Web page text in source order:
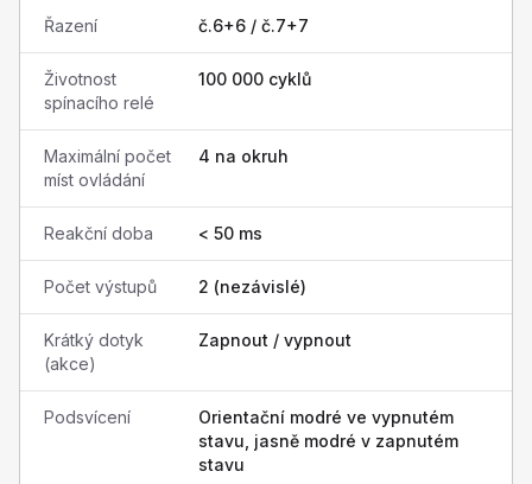
Řazení č.6+6 / č.7+7
Životnost
spínacího relé
100 000 cyklů
Maximální počet
míst ovládání
4 na okruh
Reakční doba < 50 ms
Počet výstupů 2 (nezávislé)
Krátký dotyk
(akce)
Zapnout / vypnout
Podsvícení
Orientační modré ve vypnutém
stavu, jasně modré v zapnutém
stavu